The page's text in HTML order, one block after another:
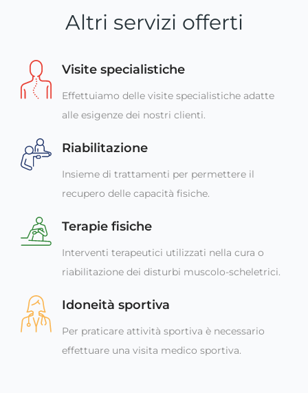
Altri servizi offerti
Visite specialistiche
Effettuiamo delle visite specialistiche adatte
alle esigenze dei nostri clienti.
Riabilitazione
Insieme di trattamenti per permettere il
recupero delle capacità fisiche.
Terapie fisiche
Interventi terapeutici utilizzati nella cura o
riabilitazione dei disturbi muscolo-scheletrici.
Idoneità sportiva
Per praticare attività sportiva è necessario
effettuare una visita medico sportiva.